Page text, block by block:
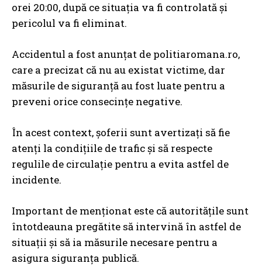
orei 20:00, după ce situația va fi controlată și
pericolul va fi eliminat.
Accidentul a fost anunțat de politiaromana.ro,
care a precizat că nu au existat victime, dar
măsurile de siguranță au fost luate pentru a
preveni orice consecințe negative.
În acest context, șoferii sunt avertizați să fie
atenți la condițiile de trafic și să respecte
regulile de circulație pentru a evita astfel de
incidente.
Important de menționat este că autoritățile sunt
întotdeauna pregătite să intervină în astfel de
situații și să ia măsurile necesare pentru a
asigura siguranța publică.